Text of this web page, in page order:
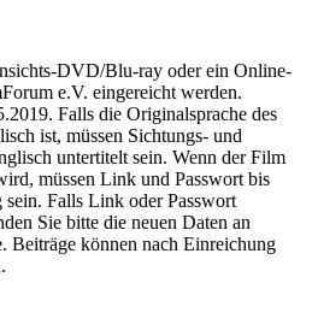
DVD/Blu-ray oder ein Online-
e.V. eingereicht werden.
Falls die Originalsprache des
ist, müssen Sichtungs- und
untertitelt sein. Wenn der Film
müssen Link und Passwort bis
Falls Link oder Passwort
Sie bitte die neuen Daten an
Beiträge können nach Einreichung